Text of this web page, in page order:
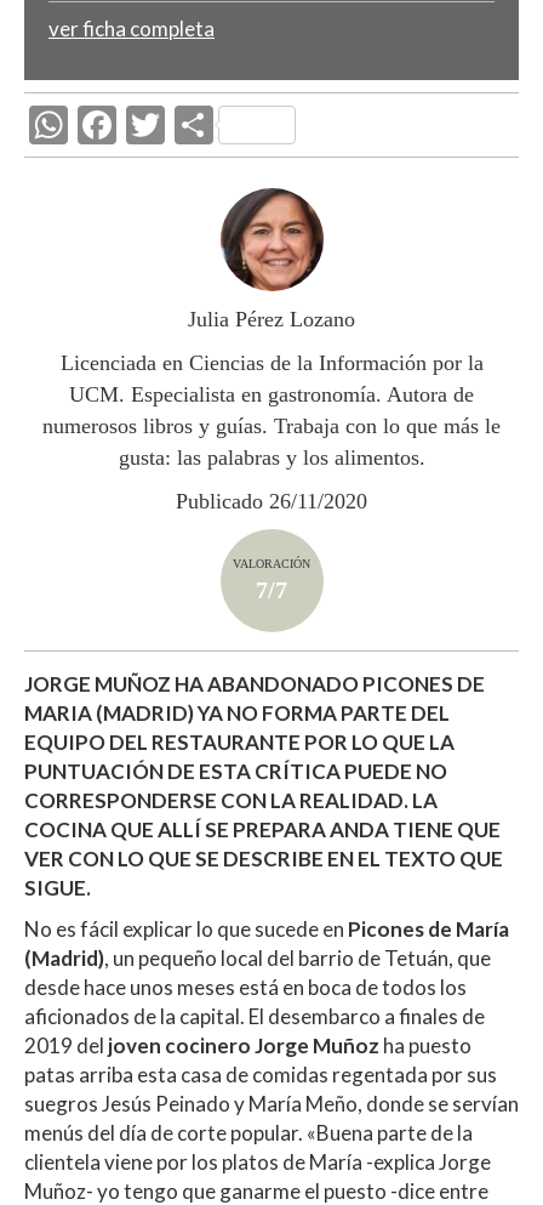
ver ficha completa
W
h
p
F
ac
k
T
w
C
o
m
p
ar
ti
r
Julia Pérez Lozano
Licenciada en Ciencias de la Información por la
UCM. Especialista en gastronomía. Autora de
numerosos libros y guías. Trabaja con lo que más le
gusta: las palabras y los alimentos.
Publicado 26/11/2020
VALORACIÓN
7/7
JORGE MUÑOZ HA ABANDONADO PICONES DE
MARIA (MADRID) YA NO FORMA PARTE DEL
EQUIPO DEL RESTAURANTE POR LO QUE LA
PUNTUACIÓN DE ESTA CRÍTICA PUEDE NO
CORRESPONDERSE CON LA REALIDAD. LA
COCINA QUE ALLÍ SE PREPARA ANDA TIENE QUE
VER CON LO QUE SE DESCRIBE EN EL TEXTO QUE
SIGUE.
No es fácil explicar lo que sucede en Picones de María
(Madrid), un pequeño local del barrio de Tetuán, que
desde hace unos meses está en boca de todos los
aficionados de la capital. El desembarco a finales de
2019 del joven cocinero Jorge Muñoz ha puesto
patas arriba esta casa de comidas regentada por sus
suegros Jesús Peinado y María Meño, donde se servían
menús del día de corte popular. «Buena parte de la
clientela viene por los platos de María -explica Jorge
Muñoz- yo tengo que ganarme el puesto -dice entre